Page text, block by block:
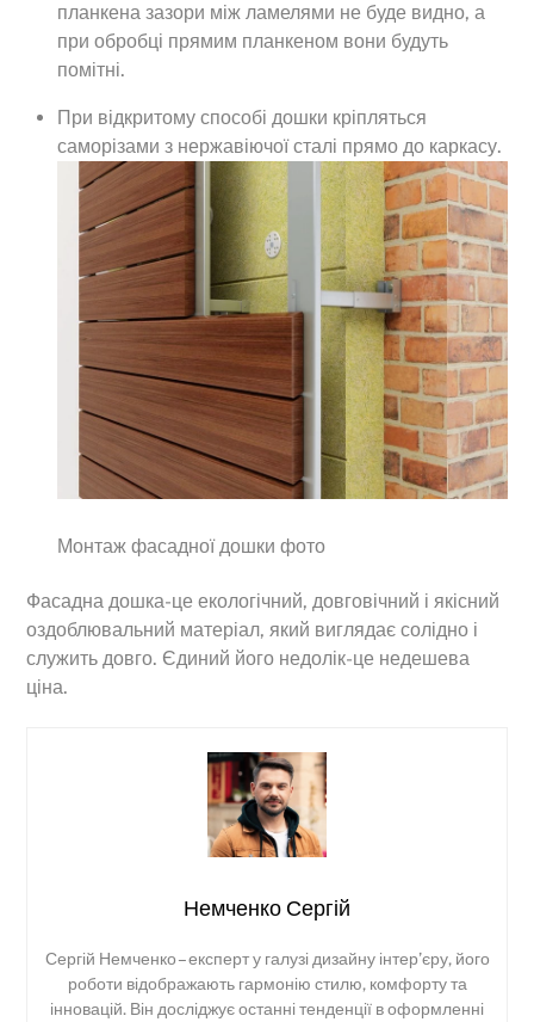
планкена зазори між ламелями не буде видно, а
при обробці прямим планкеном вони будуть
помітні.
При відкритому способі дошки кріпляться
саморізами з нержавіючої сталі прямо до каркасу.
Монтаж фасадної дошки фото
Фасадна дошка-це екологічний, довговічний і якісний
оздоблювальний матеріал, який виглядає солідно і
служить довго. Єдиний його недолік-це недешева
ціна.
Немченко Сергій
Сергій Немченко – експерт у галузі дизайну інтер’єру, його
роботи відображають гармонію стилю, комфорту та
інновацій. Він досліджує останні тенденції в оформленні